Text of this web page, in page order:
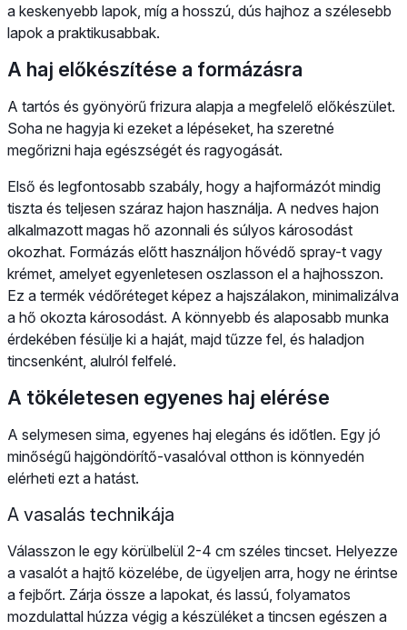
a keskenyebb lapok, míg a hosszú, dús hajhoz a szélesebb
lapok a praktikusabbak.
A haj előkészítése a formázásra
A tartós és gyönyörű frizura alapja a megfelelő előkészület.
Soha ne hagyja ki ezeket a lépéseket, ha szeretné
megőrizni haja egészségét és ragyogását.
Első és legfontosabb szabály, hogy a hajformázót mindig
tiszta és teljesen száraz hajon használja. A nedves hajon
alkalmazott magas hő azonnali és súlyos károsodást
okozhat. Formázás előtt használjon hővédő spray-t vagy
krémet, amelyet egyenletesen oszlasson el a hajhosszon.
Ez a termék védőréteget képez a hajszálakon, minimalizálva
a hő okozta károsodást. A könnyebb és alaposabb munka
érdekében fésülje ki a haját, majd tűzze fel, és haladjon
tincsenként, alulról felfelé.
A tökéletesen egyenes haj elérése
A selymesen sima, egyenes haj elegáns és időtlen. Egy jó
minőségű hajgöndörítő-vasalóval otthon is könnyedén
elérheti ezt a hatást.
A vasalás technikája
Válasszon le egy körülbelül 2-4 cm széles tincset. Helyezze
a vasalót a hajtő közelébe, de ügyeljen arra, hogy ne érintse
a fejbőrt. Zárja össze a lapokat, és lassú, folyamatos
mozdulattal húzza végig a készüléket a tincsen egészen a